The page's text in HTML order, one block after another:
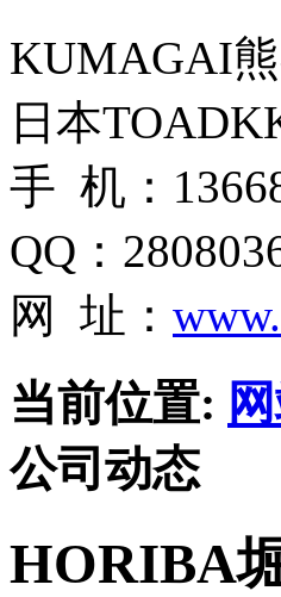
KUMAGAI
日本
手 机：
QQ：
网 址：
当前位置:
公司动态
HORIBA